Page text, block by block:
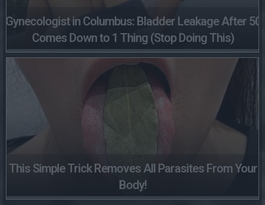
Gynecologist in Columbus: Bladder Leakage After 50
Comes Down to 1 Thing (Stop Doing This)
This Simple Trick Removes All Parasites From Your
Body!